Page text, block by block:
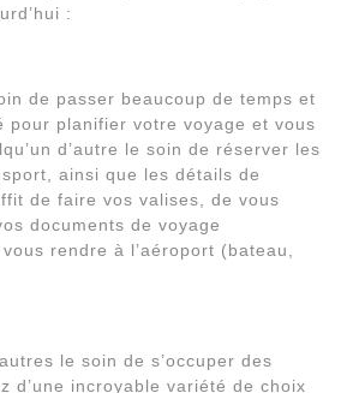
:
de passer beaucoup de temps et
pour planifier votre voyage et vous
d’autre le soin de réserver les
ainsi que les détails de
de faire vos valises, de vous
documents de voyage
rendre à l’aéroport (bateau,
le soin de s’occuper des
d’une incroyable variété de choix